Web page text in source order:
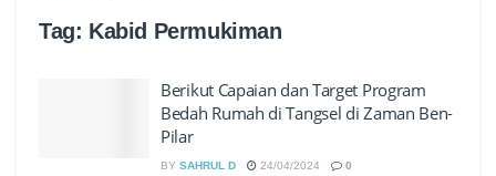
Tag: Kabid Permukiman
Berikut Capaian dan Target Program
Bedah Rumah di Tangsel di Zaman Ben-
Pilar
BY SAHRUL D 24/04/2024 0